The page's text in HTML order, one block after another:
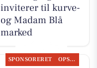
inviterer til kurve-
og Madam Blå
marked
SPONSORERET OPSLAGSTAVLEN